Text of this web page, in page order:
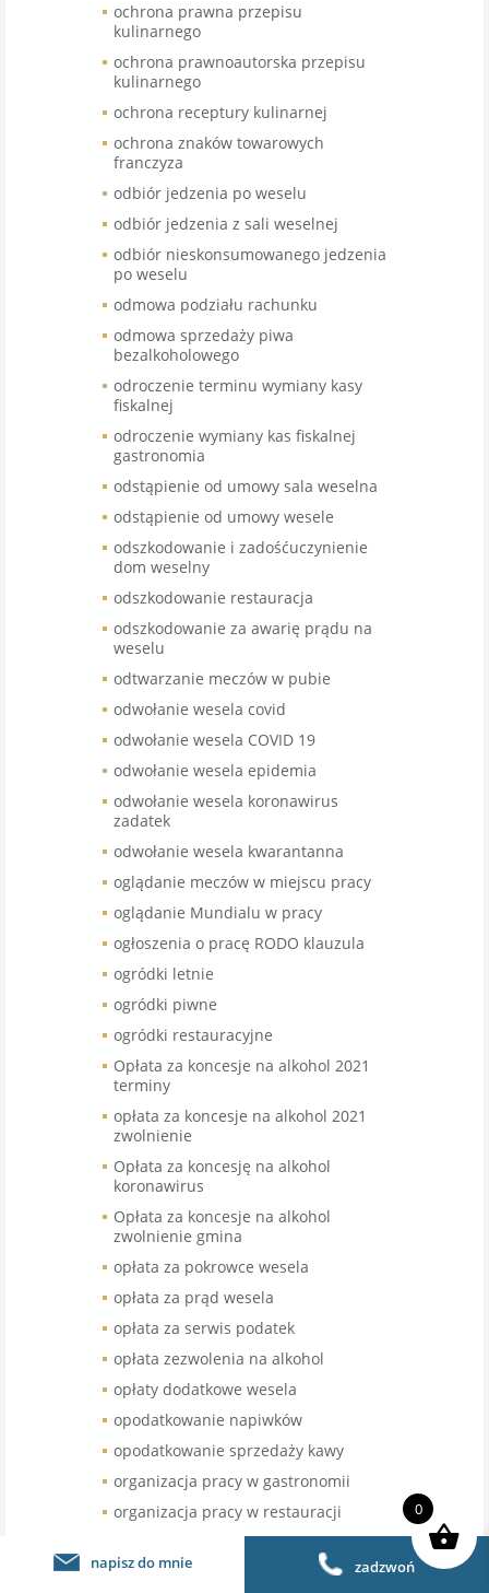
ochrona prawna przepisu
kulinarnego
ochrona prawnoautorska przepisu
kulinarnego
ochrona receptury kulinarnej
ochrona znaków towarowych
franczyza
odbiór jedzenia po weselu
odbiór jedzenia z sali weselnej
odbiór nieskonsumowanego jedzenia
po weselu
odmowa podziału rachunku
odmowa sprzedaży piwa
bezalkoholowego
odroczenie terminu wymiany kasy
fiskalnej
odroczenie wymiany kas fiskalnej
gastronomia
odstąpienie od umowy sala weselna
odstąpienie od umowy wesele
odszkodowanie i zadośćuczynienie
dom weselny
odszkodowanie restauracja
odszkodowanie za awarię prądu na
weselu
odtwarzanie meczów w pubie
odwołanie wesela covid
odwołanie wesela COVID 19
odwołanie wesela epidemia
odwołanie wesela koronawirus
zadatek
odwołanie wesela kwarantanna
oglądanie meczów w miejscu pracy
oglądanie Mundialu w pracy
ogłoszenia o pracę RODO klauzula
ogródki letnie
ogródki piwne
ogródki restauracyjne
Opłata za koncesje na alkohol 2021
terminy
opłata za koncesje na alkohol 2021
zwolnienie
Opłata za koncesję na alkohol
koronawirus
Opłata za koncesje na alkohol
zwolnienie gmina
opłata za pokrowce wesela
opłata za prąd wesela
opłata za serwis podatek
opłata zezwolenia na alkohol
opłaty dodatkowe wesela
opodatkowanie napiwków
opodatkowanie sprzedaży kawy
organizacja pracy w gastronomii
organizacja pracy w restauracji
organizacja urodzin stawka VAT
organizacja wesel
napisz do mnie zadzwoń
0